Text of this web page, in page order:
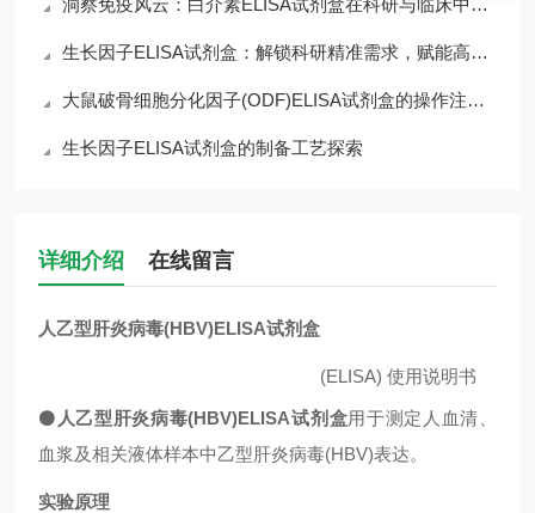
洞察免疫风云：白介素ELISA试剂盒在科研与临床中的核心价值
生长因子ELISA试剂盒：解锁科研精准需求，赋能高效检测核心优势
大鼠破骨细胞分化因子(ODF)ELISA试剂盒的操作注意事项
生长因子ELISA试剂盒的制备工艺探索
详细介绍 在线留言
人乙型肝炎病毒(HBV)ELISA试剂盒
(ELISA) 使用说明书
⚫ 人乙型肝炎病毒(HBV)ELISA试剂盒用于测定人血清、
血浆及相关液体样本中乙型肝炎病毒(HBV)表达。
实验原理